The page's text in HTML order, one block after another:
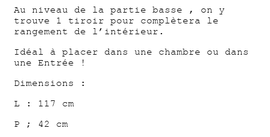
Au niveau de la partie basse , on y
trouve 1 tiroir pour complètera le
rangement de l’intérieur.
Idéal à placer dans une chambre ou dans
une Entrée !
Dimensions :
L : 117 cm
P ; 42 cm